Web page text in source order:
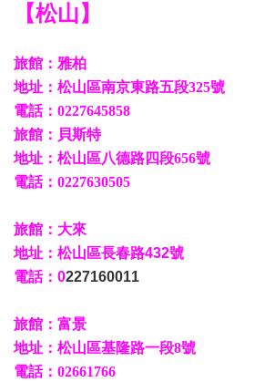
【松山】
旅館：雅柏
地址：松山區南京東路五段325號
電話：0227645858
旅館：貝斯特
地址：松山區八德路四段656號
電話：0227630505
旅館：大來
地址：松山區長春路432號
電話：0227160011
旅館：富景
地址： 松山區基隆路一段8號
電話：02661766